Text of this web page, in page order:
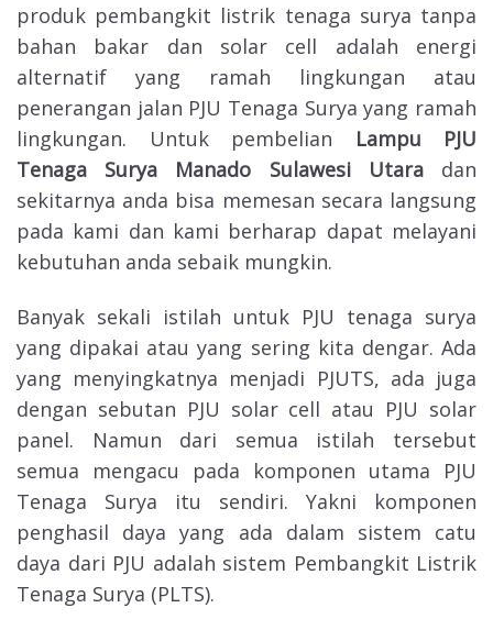
produk pembangkit listrik tenaga surya tanpa
bahan bakar dan solar cell adalah energi
alternatif yang ramah lingkungan atau
penerangan jalan PJU Tenaga Surya yang ramah
lingkungan. Untuk pembelian
Lampu PJU
Tenaga Surya Manado Sulawesi Utaradan
sekitarnya anda bisa memesan secara langsung
pada kami dan kami berharap dapat melayani
kebutuhan anda sebaik mungkin.
Banyak sekali istilah untuk PJU tenaga surya
yang dipakai atau yang sering kita dengar. Ada
yang menyingkatnya menjadi PJUTS, ada juga
dengan sebutan PJU solar cell atau PJU solar
panel. Namun dari semua istilah tersebut
semua mengacu pada komponen utama PJU
Tenaga Surya itu sendiri. Yakni komponen
penghasil daya yang ada dalam sistem catu
daya dari PJU adalah sistem Pembangkit Listrik
Tenaga Surya (PLTS).